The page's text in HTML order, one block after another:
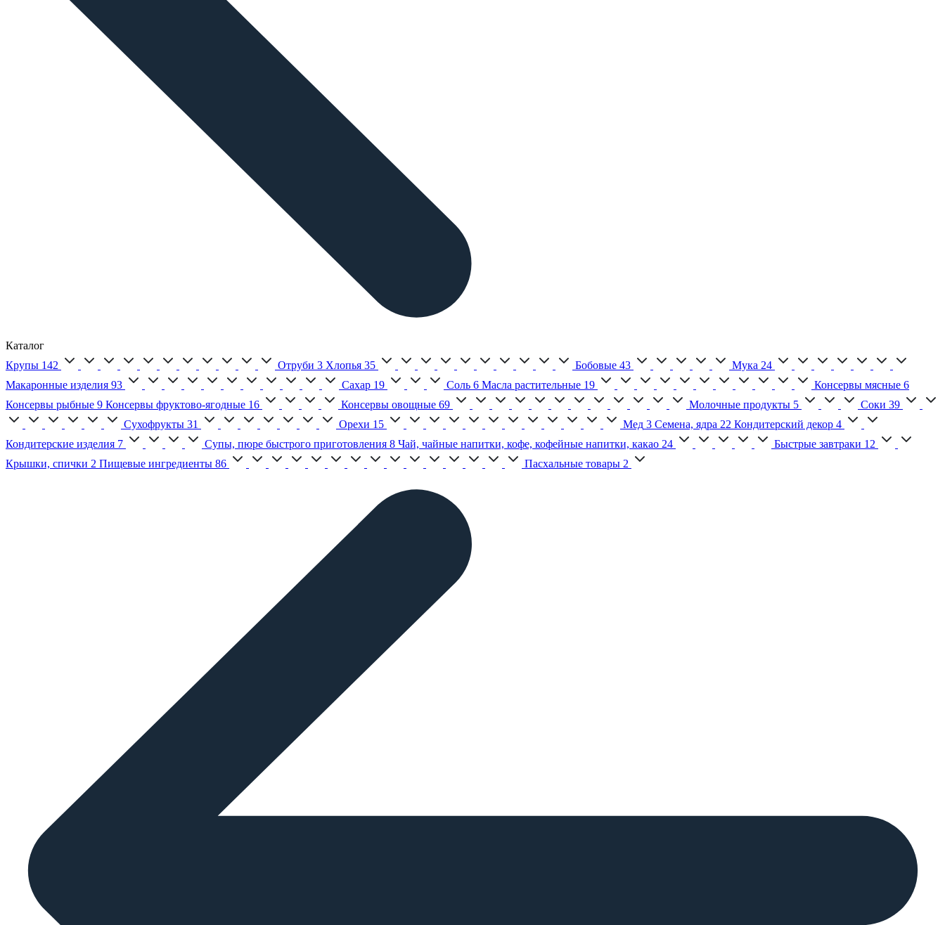
Каталог
Крупы 142 Отруби 3 Хлопья 35 Бобовые 43 Мука 24
Макаронные изделия 93 Сахар 19 Соль 6 Масла растительные 19 Консервы мясные 6
Консервы рыбные 9 Консервы фруктово-ягодные 16 Консервы овощные 69 Молочные продукты 5 Соки 39
Сухофрукты 31 Орехи 15 Мед 3 Семена, ядра 22 Кондитерский декор 4
Кондитерские изделия 7 Супы, пюре быстрого приготовления 8 Чай, чайные напитки, кофе, кофейные напитки, какао 24 Быстрые завтраки 12
Крышки, спички 2 Пищевые ингредиенты 86 Пасхальные товары 2